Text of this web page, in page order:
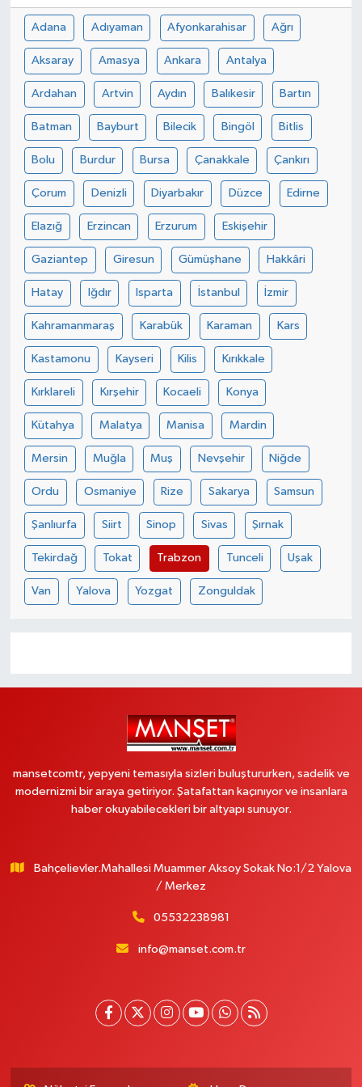
Adana Adıyaman Afyonkarahisar Ağrı
Aksaray Amasya Ankara Antalya
Ardahan Artvin Aydın Balıkesir Bartın
Batman Bayburt Bilecik Bingöl Bitlis
Bolu Burdur Bursa Çanakkale Çankırı
Çorum Denizli Diyarbakır Düzce Edirne
Elazığ Erzincan Erzurum Eskişehir
Gaziantep Giresun Gümüşhane Hakkâri
Hatay Iğdır Isparta İstanbul İzmir
Kahramanmaraş Karabük Karaman Kars
Kastamonu Kayseri Kilis Kırıkkale
Kırklareli Kırşehir Kocaeli Konya
Kütahya Malatya Manisa Mardin
Mersin Muğla Muş Nevşehir Niğde
Ordu Osmaniye Rize Sakarya Samsun
Şanlıurfa Siirt Sinop Sivas Şırnak
Tekirdağ Tokat Trabzon Tunceli Uşak
Van Yalova Yozgat Zonguldak
mansetcomtr, yepyeni temasıyla sizleri buluştururken, sadelik ve
modernizmi bir araya getiriyor. Şatafattan kaçınıyor ve insanlara
haber okuyabilecekleri bir altyapı sunuyor.
Bahçelievler.Mahallesi Muammer Aksoy Sokak No:1/2 Yalova
/ Merkez
05532238981
info@manset.com.tr